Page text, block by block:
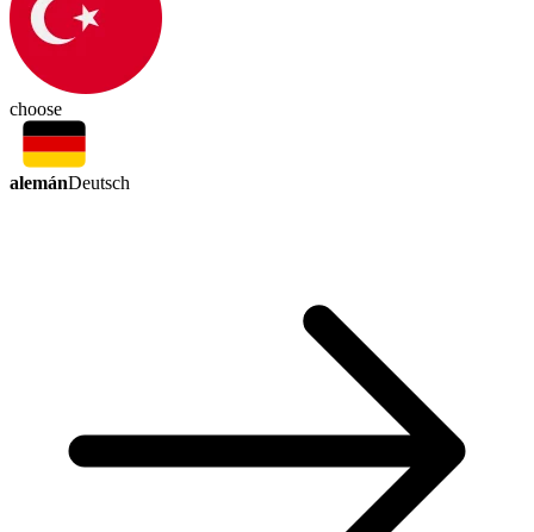
choose
alemánDeutsch